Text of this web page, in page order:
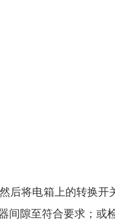
后将电箱上的转换
隙至符合要求；或